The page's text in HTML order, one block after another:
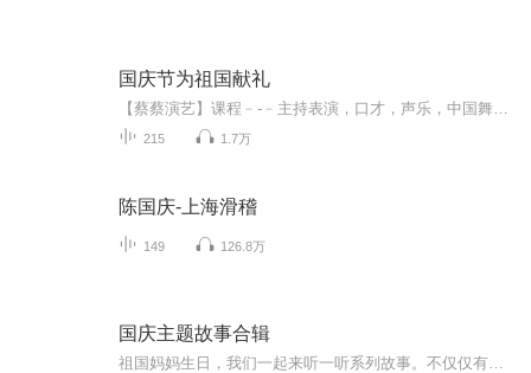
国庆节为祖国献礼
215 1.7万
陈国庆-上海滑稽
149 126.8万
国庆主题故事合辑